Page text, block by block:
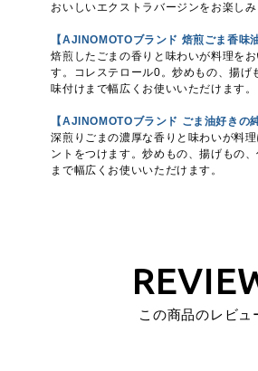
おいしいエクストラバージンをお楽し
【AJINOMOTOブランド 焙煎ごま香味油
焙煎したごまの香りと味わいが料理をお
す。コレステロール0。炒めもの、揚げ
味付けまで幅広くお使いいただけます。
【AJINOMOTOブランド ごま油好きの
深煎りごまの濃厚な香りと味わいが料
ントをつけます。炒めもの、揚げもの
まで幅広くお使いいただけます。
この商品のレビュ